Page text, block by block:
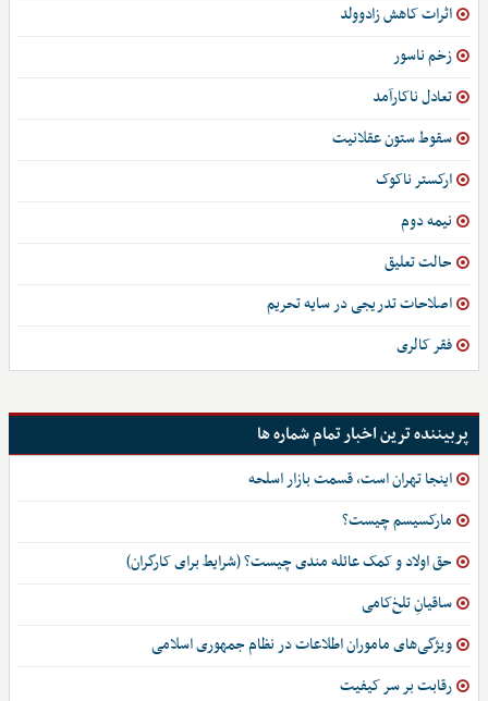
اثرات کاهش زادوولد
زخم ناسور
تعادل ناکارآمد
سقوط ستون عقلانیت
ارکستر ناکوک
نیمه دوم
حالت تعلیق
اصلاحات تدریجی در سایه تحریم
فقر کالری
پربیننده ترین اخبار تمام شماره ها
اینجا تهران است، قسمت بازار اسلحه
مارکسیسم چیست؟
حق اولاد و کمک عائله مندی چیست؟ (شرایط برای کارگران)
ساقیانِ تلخ‌کامی
ویژگی‌های ماموران اطلاعات در نظام جمهوری اسلامی
رقابت بر سر کیفیت